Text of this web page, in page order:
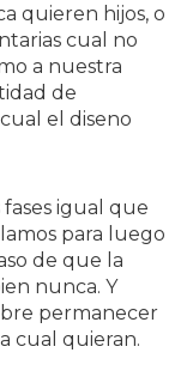
quieren hijos, o
cual no
a nuestra
de
el diseno
igual que
para luego
de que la
nunca. Y
permanecer
cual quieran.